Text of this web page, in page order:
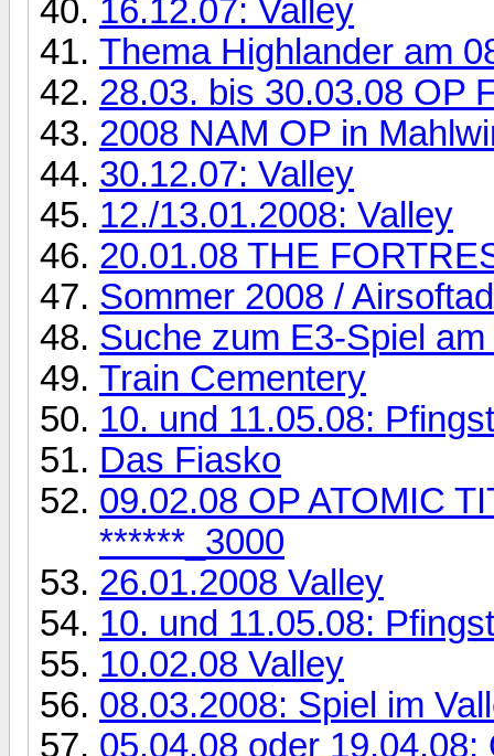
16.12.07: Valley
Thema Highlander am
28.03. bis 30.03.08 OP
2008 NAM OP in
30.12.07: Valley
12./13.01.2008: Valley
20.01.08 THE
Sommer 2008 /
Suche zum E3-Spiel
Train Cementery
10. und 11.05.08:
Das Fiasko
09.02.08 OP ATOMIC
******_3000
26.01.2008 Valley
10. und 11.05.08:
10.02.08 Valley
08.03.2008: Spiel im
05.04.08 oder 19.04.08: